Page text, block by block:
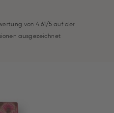
von 4.61/5 auf der
ausgezeichnet